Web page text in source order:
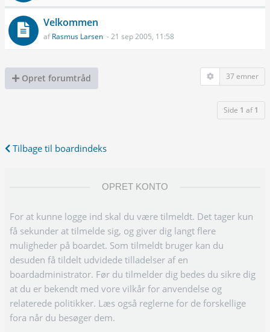
Velkommen
afRasmus Larsen - 21 sep 2005, 11:58
Opret forumtråd 37 emner
Side 1 af1
Tilbage til boardindeks
OPRET KONTO
For at kunne logge ind skal du være tilmeldt. Det tager kun
få sekunder at tilmelde sig, og giver dig langt flere
muligheder på boardet. Som tilmeldt bruger kan du
desuden få tildelt udvidede tilladelser af en
boardadministrator. Før du tilmelder dig bedes du sikre dig
at du er bekendt med vore vilkår for anvendelse og
relaterede politikker. Læs også reglerne for de forskellige
fora når du besøger dem.